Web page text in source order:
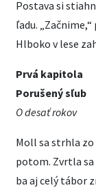
Postava si
ľadu.
Hlboko v lese
Prvá kapitola
Porušený sľub
O desať rokov
Moll sa strhla
potom. Zvrtla sa
ba aj celý tábor